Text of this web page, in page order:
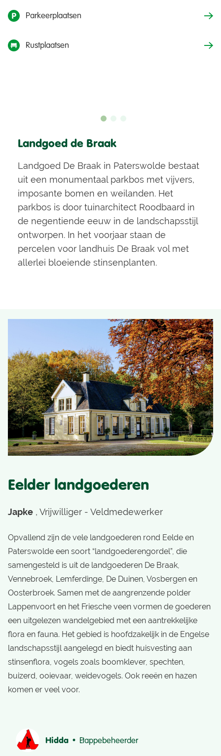
Parkeerplaatsen
Rustplaatsen
Landgoed de Braak
Landgoed De Braak in Paterswolde bestaat
uit een monumentaal parkbos met vijvers,
imposante bomen en weilanden. Het
parkbos is door tuinarchitect Roodbaard in
de negentiende eeuw in de landschapsstijl
ontworpen. In het voorjaar staan de
percelen voor landhuis De Braak vol met
allerlei bloeiende stinsenplanten.
Eelder landgoederen
Japke , Vrijwilliger - Veldmedewerker
Opvallend zijn de vele landgoederen rond Eelde en
Paterswolde een soort “landgoederengordel”, die
samengesteld is uit de landgoederen De Braak,
Vennebroek, Lemferdinge, De Duinen, Vosbergen en
Oosterbroek. Samen met de aangrenzende polder
Lappenvoort en het Friesche veen vormen de goederen
een uitgelezen wandelgebied met een aantrekkelijke
flora en fauna. Het gebied is hoofdzakelijk in de Engelse
landschapsstijl aangelegd en biedt huisvesting aan
stinsenflora, vogels zoals boomklever, spechten,
buizerd, ooievaar, weidevogels. Ook reeën en hazen
komen er veel voor.
Hidda • Etappebeheerder